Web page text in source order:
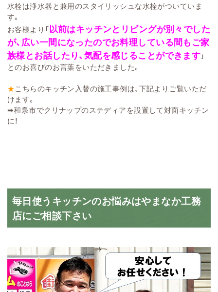
水栓は浄水器と兼用のスタイリッシュな水栓がついていま
す。
お客様より「以前はキッチンとリビングが別々でした
が、広い一間になったのでお料理している間もご家
族様とお話したり、気配を感じることができます」
とのお喜びのお言葉をいただきました。
★こちらのキッチン入替の施工事例は、下記よりご覧いただ
けます。
➡和泉市でクリナップのステディアを設置して対面キッチン
に！
毎日使うキッチンのお悩みはやまなか工務
店にご相談下さい